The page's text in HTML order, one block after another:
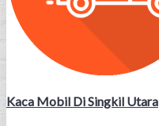
Kaca Mobil Di Singkil Utara